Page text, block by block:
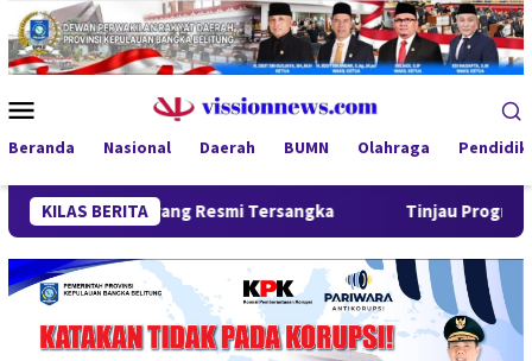
Loncat
ke
konten
Mobile
Beranda Nasional Daerah BUMN Olahraga
KILAS BERITA
Resmi Tersangka Tinjau Program MBG 3B di